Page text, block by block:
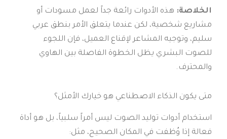
الخلاصة:هذه الأدوات رائعة جداً لعمل مسودات أو
مشاريع شخصية، لكن عندما يتعلق الأمر بنطق عربي
سليم، وتوجيه المشاعر لإقناع العميل، فإن اللجوء
للصوت البشري يظل الخطوة الفاصلة بين الهاوي
والمحترف.
متى يكون الذكاء الاصطناعي هو خيارك الأمثل؟
استخدام أدوات توليد الصوت ليس أمراً سلبياً، بل هو أداة
فعالة إذا وُظفت في المكان الصحيح، مثل: